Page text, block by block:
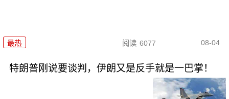
最热 阅读 6077 08-04
特朗普刚说要谈判，伊朗又是反手就是一巴掌！